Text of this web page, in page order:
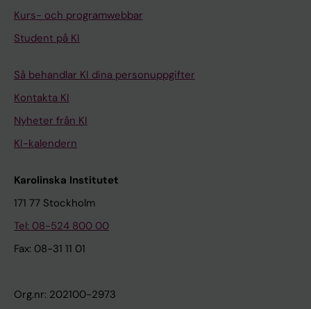
Kurs- och programwebbar
Student på KI
Så behandlar KI dina personuppgifter
Kontakta KI
Nyheter från KI
KI-kalendern
Karolinska Institutet
171 77 Stockholm
Tel: 08-524 800 00
Fax: 08-31 11 01
Org.nr: 202100-2973